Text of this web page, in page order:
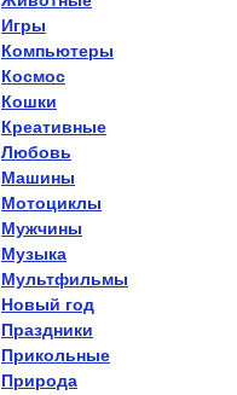
Игры
Компьютеры
Космос
Кошки
Креативные
Любовь
Машины
Мотоциклы
Мужчины
Музыка
Мультфильмы
Новый год
Праздники
Прикольные
Природа